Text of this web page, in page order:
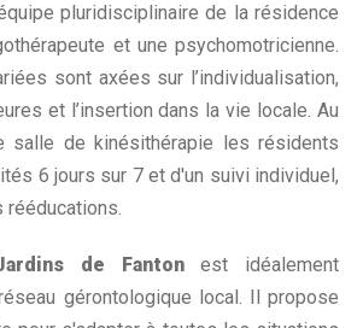
pluridisciplinaire de la résidence
et une psychomotricienne.
sont axées sur l’individualisation,
et l’insertion dans la vie locale. Au
salle de kinésithérapie les résidents
6 jours sur 7 et d'un suivi individuel,
rééducations.
Jardins de Fantonest idéalement
gérontologique local. Il propose